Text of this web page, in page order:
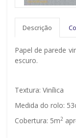
Descrição
Papel de parede
escuro.
Textura: Vinílica
Medida do rolo:
Cobertura: 5m2